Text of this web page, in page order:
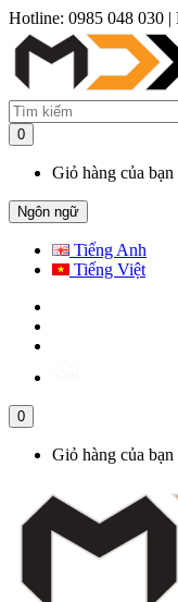
Hotline: 0985 048 030 |
0
Giỏ hàng của bạn
Ngôn ngữ
Tiếng Anh
Tiếng Việt
0
Giỏ hàng của bạn